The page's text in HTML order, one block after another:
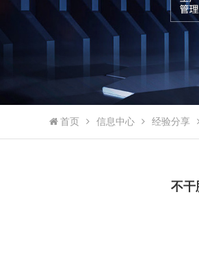
首页 信息中心 经验分享
不干